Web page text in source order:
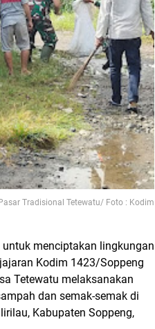
Tradisional Tetewatu/ Foto : Kodim
untuk menciptakan lingkungan
Kodim 1423/Soppeng
Tetewatu melaksanakan
dan semak-semak di
Kabupaten Soppeng,